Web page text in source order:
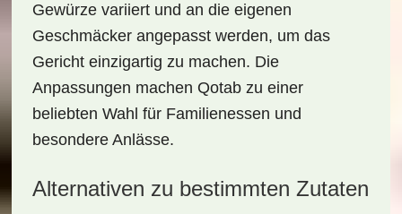
Gewürze variiert und an die eigenen
Geschmäcker angepasst werden, um das
Gericht einzigartig zu machen. Die
Anpassungen machen Qotab zu einer
beliebten Wahl für Familienessen und
besondere Anlässe.
Alternativen zu bestimmten Zutaten